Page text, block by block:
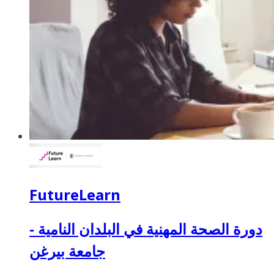
FutureLearn
دورة الصحة المهنية في البلدان النامية -
جامعة بيرغن